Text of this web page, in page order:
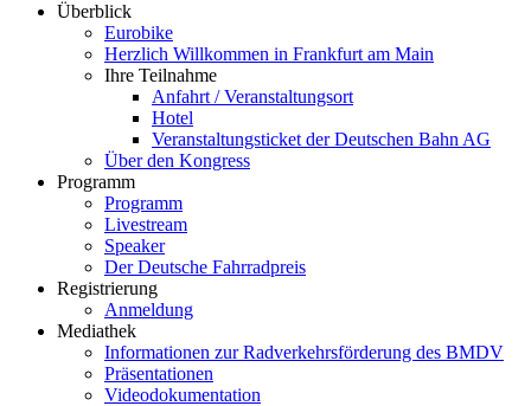
Überblick
Eurobike
Herzlich Willkommen in Frankfurt am Main
Ihre Teilnahme
Anfahrt / Veranstaltungsort
Hotel
Veranstaltungsticket der Deutschen Bahn AG
Über den Kongress
Programm
Programm
Livestream
Speaker
Der Deutsche Fahrradpreis
Registrierung
Anmeldung
Mediathek
Informationen zur Radverkehrsförderung des BMDV
Präsentationen
Videodokumentation